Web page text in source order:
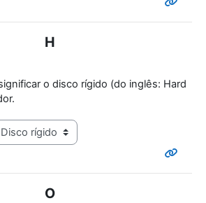
H
o disco rígido (do inglês: Hard
O